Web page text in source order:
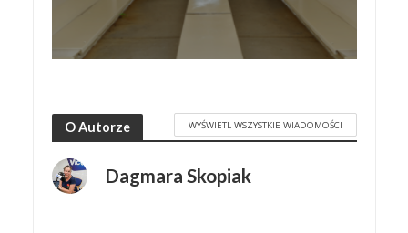
O Autorze WYŚWIETL WSZYSTKIE WIADOMOŚCI
Dagmara Skopiak